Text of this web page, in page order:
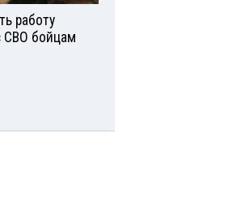
работу
СВО бойцам